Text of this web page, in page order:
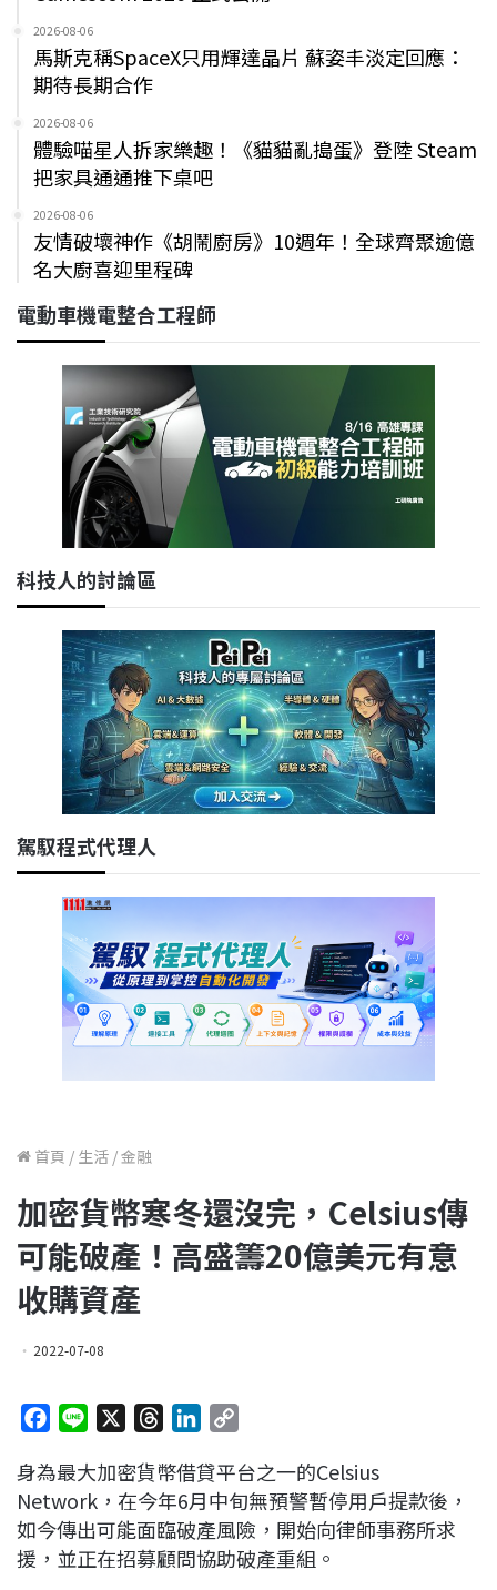
2026-08-06
馬斯克稱SpaceX只用輝達晶片 蘇姿丰淡定回應：
期待長期合作
2026-08-06
體驗喵星人拆家樂趣！《貓貓亂搗蛋》登陸 Steam
把家具通通推下桌吧
2026-08-06
友情破壞神作《胡鬧廚房》10週年！全球齊聚逾億
名大廚喜迎里程碑
電動車機電整合工程師
科技人的討論區
駕馭程式代理人